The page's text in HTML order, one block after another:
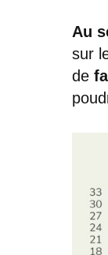
Au
sur
de